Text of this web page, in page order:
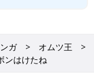
ガ
オムツ王
ンはけたね